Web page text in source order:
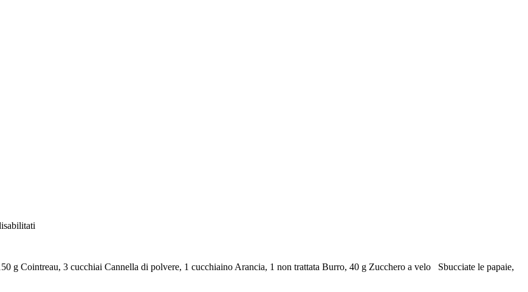
papaia
g Cointreau, 3 cucchiai Cannella di polvere, 1 cucchiaino Arancia, 1 non trattata Burro, 40 g Zucchero a velo Sbucciate le papaie,